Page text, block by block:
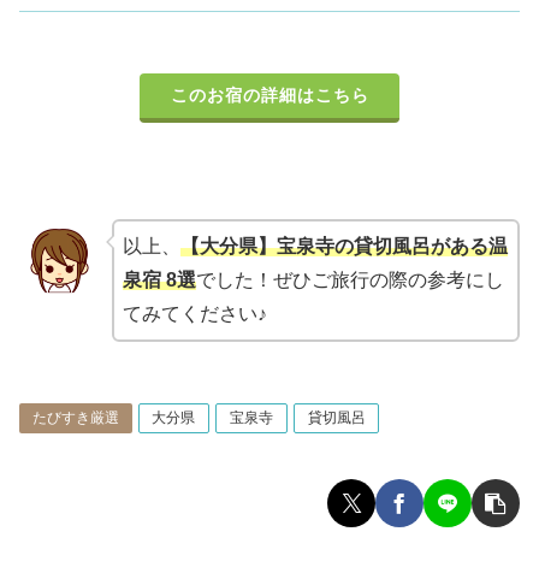
このお宿の詳細はこちら
以上、 【大分県】宝泉寺の貸切風呂がある温
泉宿 8選でした！ぜひご旅行の際の参考にし
てみてください♪
たびすき厳選 大分県 宝泉寺 貸切風呂